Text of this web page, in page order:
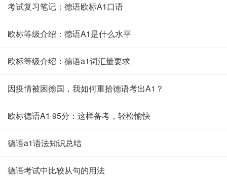
考试复习笔记：德语欧标A1口语
欧标等级介绍：德语A1是什么水平
欧标等级介绍：德语a1词汇量要求
因疫情被困德国，我如何重拾德语考出A1？
欧标德语A1 95分：这样备考，轻松愉快
德语a1语法知识总结
德语考试中比较从句的用法